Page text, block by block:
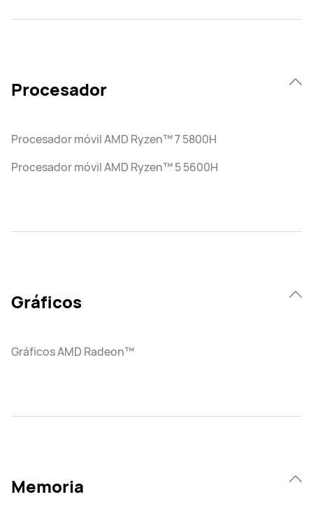
Procesador
Procesador móvil AMD Ryzen™ 7 5800H
Procesador móvil AMD Ryzen™ 5 5600H
Gráficos
Gráficos AMD Radeon™
Memoria